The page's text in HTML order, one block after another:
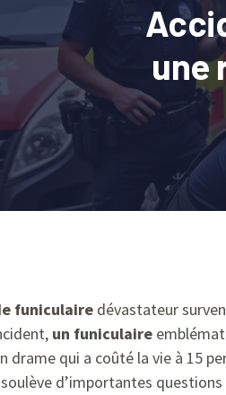
une
funiculaire dévastateur
un funiculaire
drame qui a coûté la vie à 15
d’importantes questions